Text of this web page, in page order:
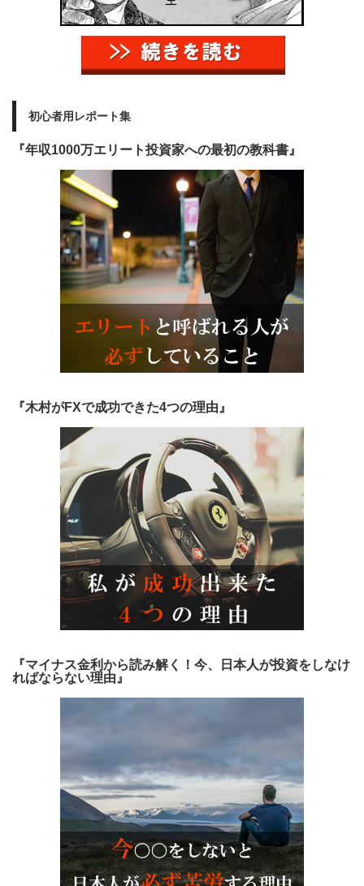
初心者用レポート集
『年収1000万エリート投資家への最初の教科書』
『木村がFXで成功できた4つの理由』
『マイナス金利から読み解く！今、日本人が投資をしなけ
ればならない理由』